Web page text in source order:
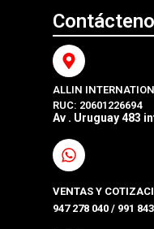
ALLIN
RUC: 20601226694
Av . Uruguay 483
VENTAS Y
947 278 040 / 991